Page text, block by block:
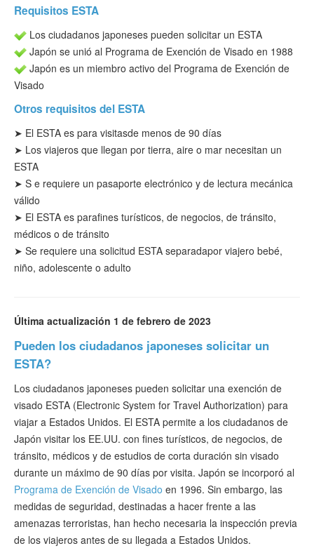
Requisitos ESTA
Los ciudadanos japoneses pueden solicitar un ESTA
Japón se unió al Programa de Exención de Visado en 1988
Japón es un miembro activo del Programa de Exención de
Visado
Otros requisitos del ESTA
➤ El ESTA es para visitasde menos de 90 días
➤ Los viajeros que llegan por tierra, aire o mar necesitan un
ESTA
➤ S e requiere un pasaporte electrónico y de lectura mecánica
válido
➤ El ESTA es parafines turísticos, de negocios, de tránsito,
médicos o de tránsito
➤ Se requiere una solicitud ESTA separadapor viajero bebé,
niño, adolescente o adulto
Última actualización 1 de febrero de 2023
Pueden los ciudadanos japoneses solicitar un
ESTA?
Los ciudadanos japoneses pueden solicitar una exención de
visado ESTA (Electronic System for Travel Authorization) para
viajar a Estados Unidos. El ESTA permite a los ciudadanos de
Japón visitar los EE.UU. con fines turísticos, de negocios, de
tránsito, médicos y de estudios de corta duración sin visado
durante un máximo de 90 días por visita. Japón se incorporó al
Programa de Exención de Visado en 1996. Sin embargo, las
medidas de seguridad, destinadas a hacer frente a las
amenazas terroristas, han hecho necesaria la inspección previa
de los viajeros antes de su llegada a Estados Unidos.